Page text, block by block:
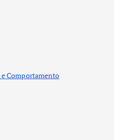
Comportamento